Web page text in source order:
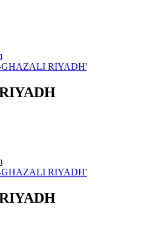
GHAZALI RIYADH'
GHAZALI RIYADH'